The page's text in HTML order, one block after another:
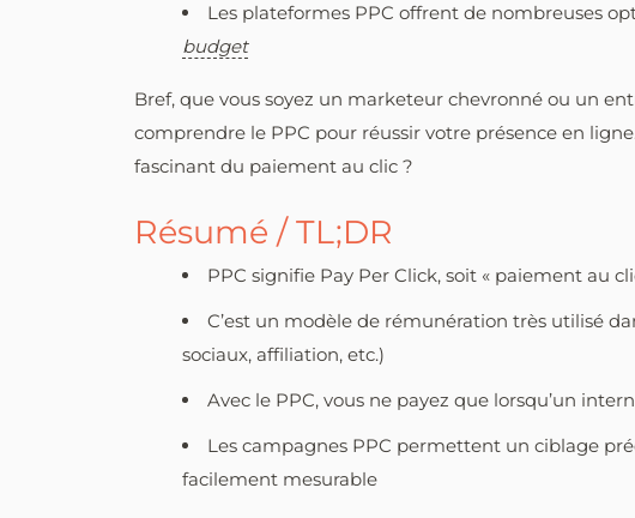
Les plateformes PPC offrent de nombreuses
budget
Bref, que vous soyez un marketeur chevronné ou un
comprendre le PPC pour réussir votre présence en
fascinant du paiement au clic ?
Résumé / TL;DR
PPC signifie Pay Per Click, soit « paiement au
C’est un modèle de rémunération très utilisé
sociaux, affiliation, etc.)
Avec le PPC, vous ne payez que lorsqu’un
Les campagnes PPC permettent un ciblage
facilement mesurable